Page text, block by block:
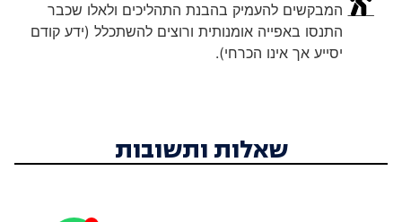
המבקשים להעמיק בהבנת התהליכים ולאלו שכבר
התנסו באפייה אומנותית ורוצים להשתכלל (ידע קודם
יסייע אך אינו הכרחי).
שאלות ותשובות